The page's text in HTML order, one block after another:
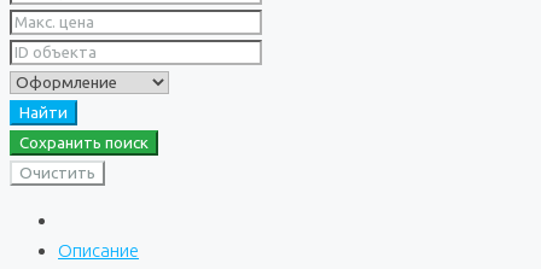
Найти
Сохранить поиск
Очистить
Описание